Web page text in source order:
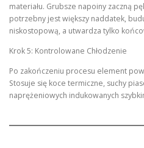
materiału. Grubsze napoiny zaczną
potrzebny jest większy naddatek,
niskostopową, a utwardza tylko
Krok 5: Kontrolowane Chłodzenie
Po zakończeniu procesu element
Stosuje się koce termiczne, suchy
naprężeniowych indukowanych